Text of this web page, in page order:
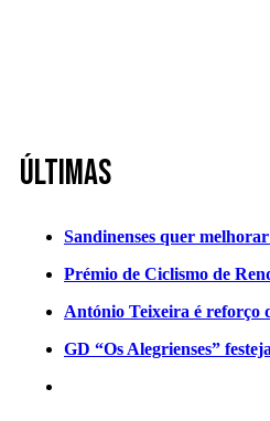
Últimas
Sandinenses quer
Prémio de Ciclismo de
António Teixeira é reforço
GD “Os Alegrienses”